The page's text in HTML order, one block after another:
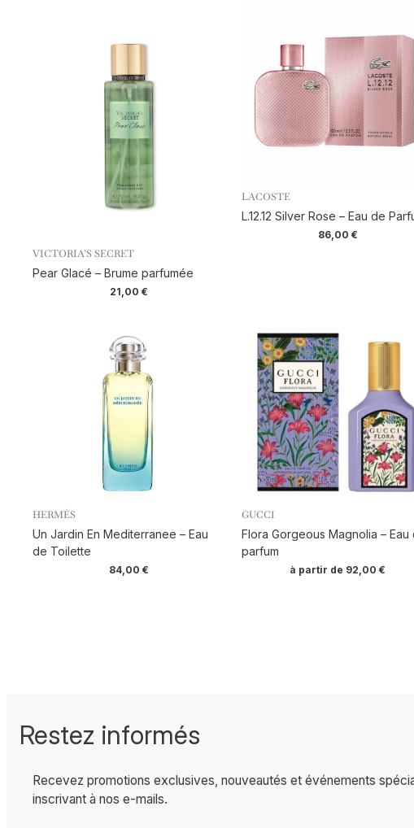
VICTORIA’S SECRET
Pear Glacé – Brume parfumée
21,00€
LACOSTE
L.12.12 Silver Rose – Eau de
86,00 €
HERMÈS
Un Jardin En Mediterranee – Eau
de Toilette
84,00€
GUCCI
Flora Gorgeous Magnolia – Eau
parfum
à partir de 92,00€
Restez informés
Recevez promotions exclusives, nouveautés et événements
inscrivant à nos e-mails.